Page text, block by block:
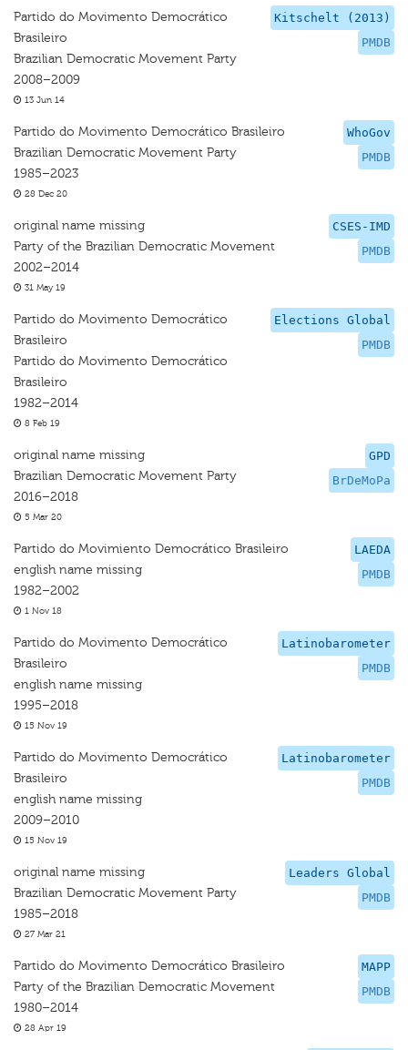
Kitschelt (2013)
PMDB
Partido do Movimento Democrático
Brasileiro
Brazilian Democratic Movement Party
2008–2009
13 Jun 14
WhoGov
PMDB
Partido do Movimento Democrático Brasileiro
Brazilian Democratic Movement Party
1985–2023
28 Dec 20
CSES-IMD
PMDB
original name missing
Party of the Brazilian Democratic Movement
2002–2014
31 May 19
Elections Global
PMDB
Partido do Movimento Democrático
Brasileiro
Partido do Movimento Democrático
Brasileiro
1982–2014
8 Feb 19
GPD
BrDeMoPa
original name missing
Brazilian Democratic Movement Party
2016–2018
5 Mar 20
LAEDA
PMDB
Partido do Movimiento Democrático Brasileiro
english name missing
1982–2002
1 Nov 18
Latinobarometer
PMDB
Partido do Movimento Democrático
Brasileiro
english name missing
1995–2018
15 Nov 19
Latinobarometer
PMDB
Partido do Movimento Democrático
Brasileiro
english name missing
2009–2010
15 Nov 19
Leaders Global
PMDB
original name missing
Brazilian Democratic Movement Party
1985–2018
27 Mar 21
MAPP
PMDB
Partido do Movimento Democrático Brasileiro
Party of the Brazilian Democratic Movement
1980–2014
28 Apr 19